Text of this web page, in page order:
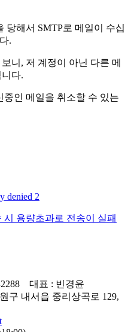
당해서 SMTP로 메일이 수십
.
니, 저 계정이 아닌 다른 메
다.
인 메일을 취소할 수 있는
denied 2
용량초과로 전송이 실패
대표 : 빈경윤
구 내서읍 중리상곡로 129,